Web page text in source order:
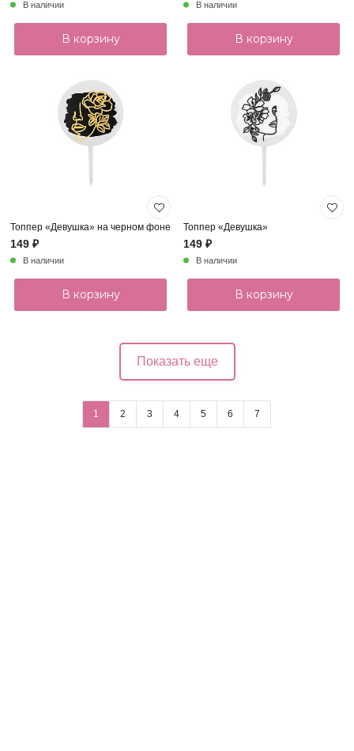
В наличии
В корзину
В наличии
В корзину
Топпер «Девушка» на черном фоне
149 ₽
В наличии
В корзину
Топпер «Девушка»
149 ₽
В наличии
В корзину
Показать еще
1 2 3 4 5 6 7